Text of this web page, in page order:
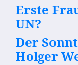
Erste
UN?
Der
Holger